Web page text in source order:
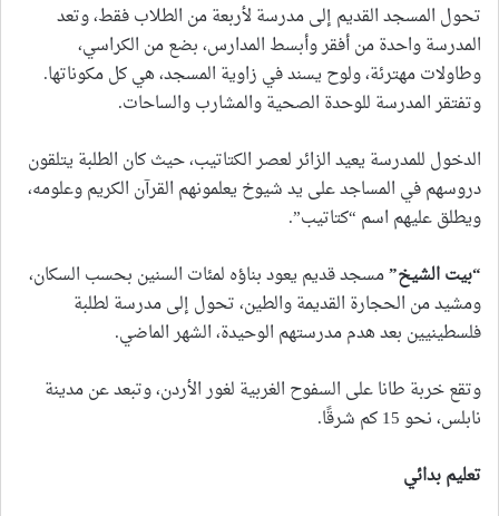
تحول المسجد القديم إلى مدرسة لأربعة من الطلاب فقط، وتعد
المدرسة واحدة من أفقر وأبسط المدارس، بضع من الكراسي،
وطاولات مهترئة، ولوح يسند في زاوية المسجد، هي كل مكوناتها.
وتفتقر المدرسة للوحدة الصحية والمشارب والساحات.
الدخول للمدرسة يعيد الزائر لعصر الكتاتيب، حيث كان الطلبة يتلقون
دروسهم في المساجد على يد شيوخ يعلمونهم القرآن الكريم وعلومه،
ويطلق عليهم اسم “كتاتيب”.
“بيت الشيخ”مسجد قديم يعود بناؤه لمئات السنين بحسب السكان،
ومشيد من الحجارة القديمة والطين، تحول إلى مدرسة لطلبة
فلسطينيين بعد هدم مدرستهم الوحيدة، الشهر الماضي.
وتقع خربة طانا على السفوح الغربية لغور الأردن، وتبعد عن مدينة
نابلس، نحو 15 كم شرقًا.
تعليم بدائي